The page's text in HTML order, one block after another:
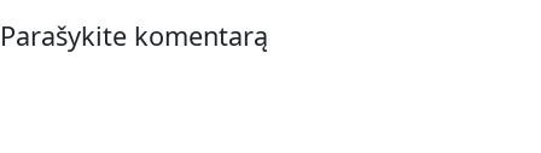
Parašykite komentarą